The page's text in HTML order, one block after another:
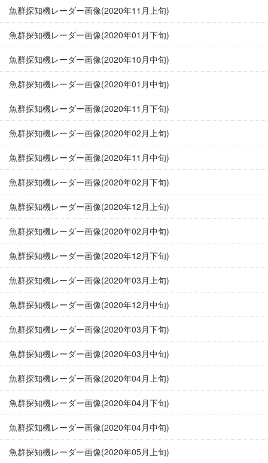
魚群探知機レーダー画像(2020年11月上旬)
魚群探知機レーダー画像(2020年01月下旬)
魚群探知機レーダー画像(2020年10月中旬)
魚群探知機レーダー画像(2020年01月中旬)
魚群探知機レーダー画像(2020年11月下旬)
魚群探知機レーダー画像(2020年02月上旬)
魚群探知機レーダー画像(2020年11月中旬)
魚群探知機レーダー画像(2020年02月下旬)
魚群探知機レーダー画像(2020年12月上旬)
魚群探知機レーダー画像(2020年02月中旬)
魚群探知機レーダー画像(2020年12月下旬)
魚群探知機レーダー画像(2020年03月上旬)
魚群探知機レーダー画像(2020年12月中旬)
魚群探知機レーダー画像(2020年03月下旬)
魚群探知機レーダー画像(2020年03月中旬)
魚群探知機レーダー画像(2020年04月上旬)
魚群探知機レーダー画像(2020年04月下旬)
魚群探知機レーダー画像(2020年04月中旬)
魚群探知機レーダー画像(2020年05月上旬)